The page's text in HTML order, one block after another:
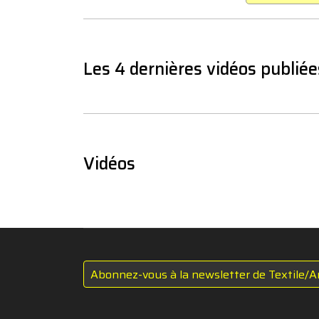
Les 4 dernières vidéos
Vidéos
Abonnez-vous à la newsletter de Textile/